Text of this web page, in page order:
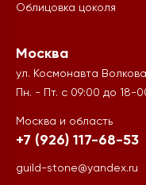
Облицовка цоколя
Москва
ул. Космонавта
Пн. - Пт. с 09:00 до 18-
Москва и область
+7 (926) 117-68-53
guild-stone@yandex.ru